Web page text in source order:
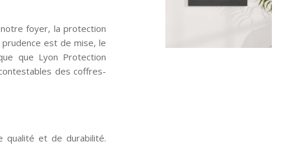
foyer, la protection
est de mise, le
que Lyon Protection
des coffres-
qualité et de durabilité.